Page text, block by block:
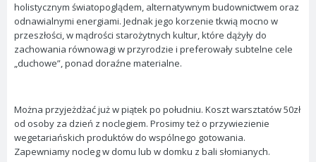
holistycznym światopoglądem, alternatywnym budownictwem oraz
odnawialnymi energiami. Jednak jego korzenie tkwią mocno w
przeszłości, w mądrości starożytnych kultur, które dążyły do
zachowania równowagi w przyrodzie i preferowały subtelne cele
„duchowe”, ponad doraźne materialne.
Można przyjeżdżać już w piątek po południu. Koszt warsztatów 50zł
od osoby za dzień z noclegiem. Prosimy też o przywiezienie
wegetariańskich produktów do wspólnego gotowania.
Zapewniamy nocleg w domu lub w domku z bali słomianych.